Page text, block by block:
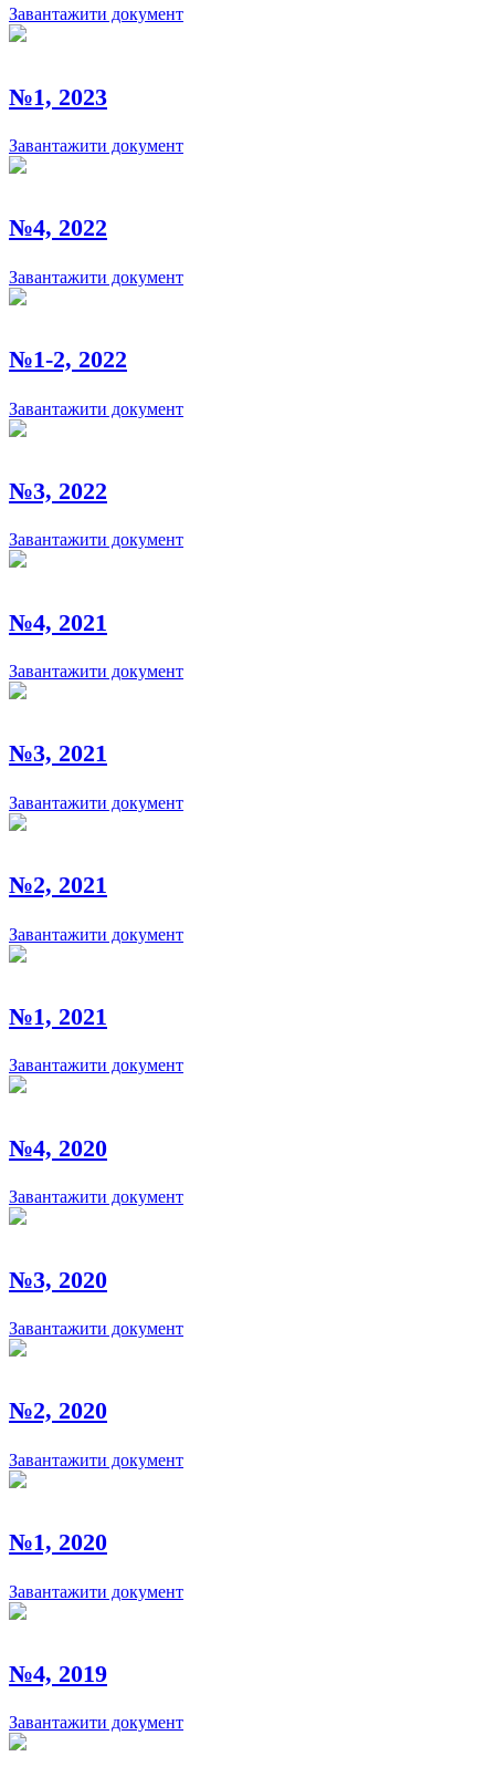
Завантажити документ
№1, 2023
Завантажити документ
№4, 2022
Завантажити документ
№1-2, 2022
Завантажити документ
№3, 2022
Завантажити документ
№4, 2021
Завантажити документ
№3, 2021
Завантажити документ
№2, 2021
Завантажити документ
№1, 2021
Завантажити документ
№4, 2020
Завантажити документ
№3, 2020
Завантажити документ
№2, 2020
Завантажити документ
№1, 2020
Завантажити документ
№4, 2019
Завантажити документ